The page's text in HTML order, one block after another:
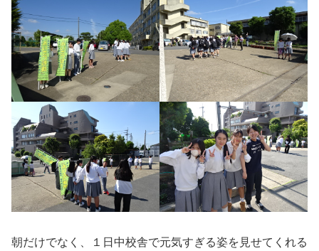
朝だけでなく、１日中校舎で元気すぎる姿を見せてくれる